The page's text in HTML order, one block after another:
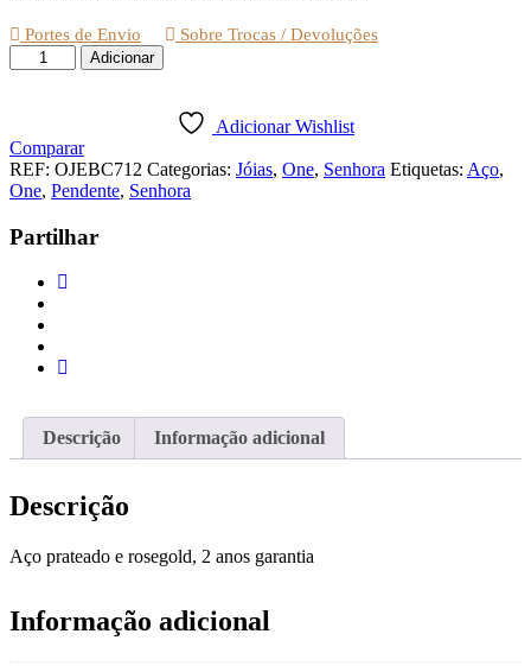
Portes de Envio Sobre Trocas / Devoluções
Quantidade
de
JEWELS
FELICIDADE
Adicionar
Adicionar Wishlist
Comparar
REF: OJEBC712 Categorias: Jóias, One, Senhora Etiquetas: Aço,
One, Pendente, Senhora
Partilhar
Descrição Informação adicional
Descrição
Aço prateado e rosegold, 2 anos garantia
Informação adicional